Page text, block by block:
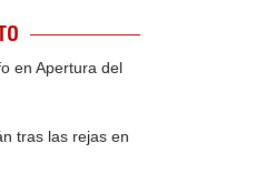
en Apertura del
tras las rejas en